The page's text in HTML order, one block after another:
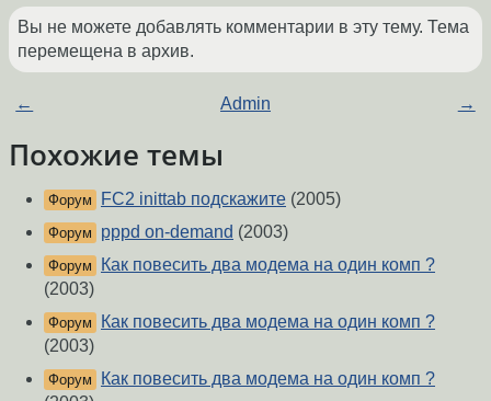
Вы не можете добавлять комментарии в эту тему. Тема
перемещена в архив.
← Admin →
Похожие темы
Форум FC2 inittab подскажите (2005)
Форум pppd on-demand (2003)
Форум
Как повесить два модема на один комп ?
(2003)
Форум
Как повесить два модема на один комп ?
(2003)
Форум
Как повесить два модема на один комп ?